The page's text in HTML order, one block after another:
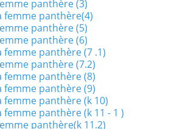
panthère (3)
femme panthère(4)
panthère (5)
panthère (6)
femme panthère (7 .1)
panthère (7.2)
femme panthère (8)
femme panthère (9)
femme panthère (k 10)
femme panthère (k 11 - 1 )
panthère(k 11.2)